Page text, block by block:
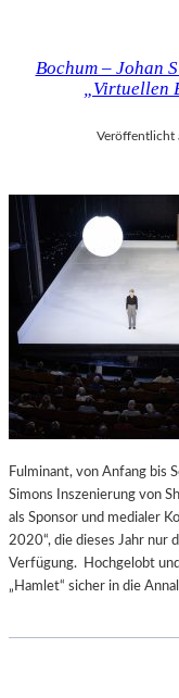
Bochum – Johan
„Virtuellen
Veröffentlicht
Fulminant, von Anfang bis
Simons Inszenierung von
als Sponsor und medialer
2020“, die dieses Jahr nur
Verfügung. Hochgelobt
„Hamlet“ sicher in die